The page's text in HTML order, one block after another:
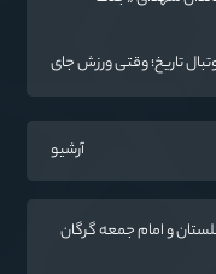
تاریخ؛ وقتی ورزش جای
آرشیو
و امام جمعه گرگان